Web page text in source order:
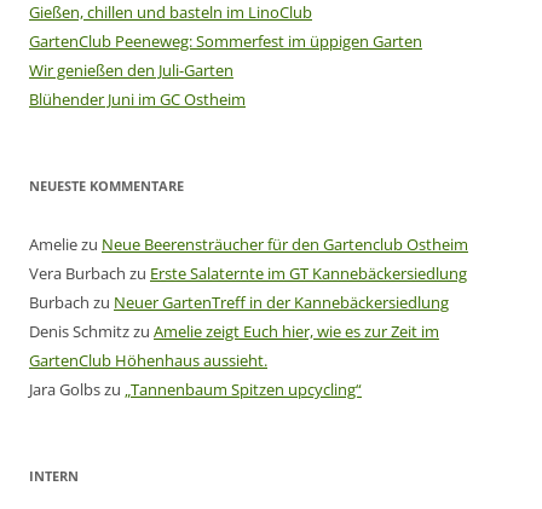
Gießen, chillen und basteln im LinoClub
GartenClub Peeneweg: Sommerfest im üppigen Garten
Wir genießen den Juli-Garten
Blühender Juni im GC Ostheim
NEUESTE KOMMENTARE
Ameliezu Neue Beerensträucher für den Gartenclub Ostheim
Vera Burbach zu Erste Salaternte im GT Kannebäckersiedlung
Burbach zu Neuer GartenTreff in der Kannebäckersiedlung
Denis Schmitzzu Amelie zeigt Euch hier, wie es zur Zeit im
GartenClub Höhenhaus aussieht.
Jara Golbszu „Tannenbaum Spitzen upcycling“
INTERN